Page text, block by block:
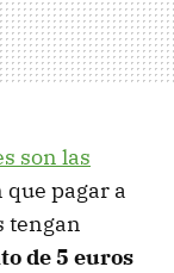
son las
pagar a
tengan
de 5 euros